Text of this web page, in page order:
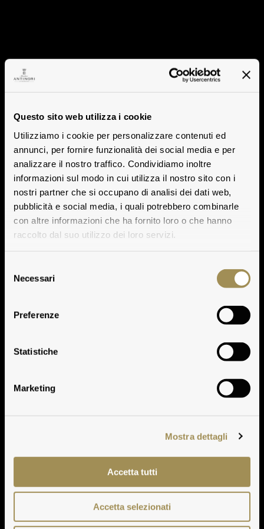
Questo sito web utilizza i cookie
Utilizziamo i cookie per personalizzare contenuti ed
annunci, per fornire funzionalità dei social media e per
analizzare il nostro traffico. Condividiamo inoltre
informazioni sul modo in cui utilizza il nostro sito con i
nostri partner che si occupano di analisi dei dati web,
pubblicità e social media, i quali potrebbero combinarle
con altre informazioni che ha fornito loro o che hanno
raccolto dal suo utilizzo dei loro servizi.
delNecessari
Preferenze
Statistiche
Marketing
Mostra dettagli
Accetta tutti
Accetta selezionati